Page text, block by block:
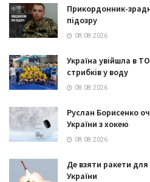
Прикордонник-
підозру
08.08.2026
Україна увійшла в
стрибків у воду
08.08.2026
Руслан Борисенко
України з хокею
08.08.2026
Де взяти ракети
України